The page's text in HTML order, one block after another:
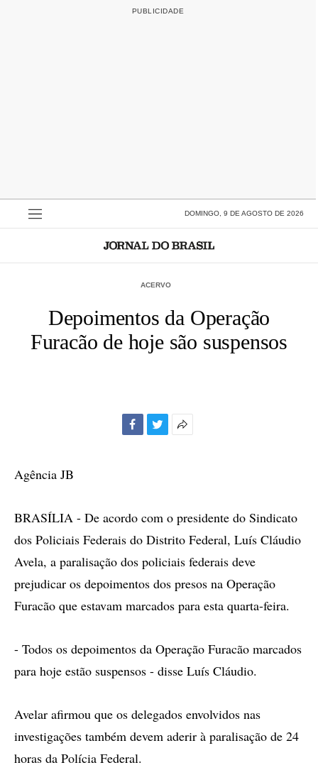
DOMINGO, 9 DE AGOSTO DE 2026
ACERVO
Depoimentos da Operação
Furacão de hoje são suspensos
Agência JB
BRASÍLIA - De acordo com o presidente do Sindicato
dos Policiais Federais do Distrito Federal, Luís Cláudio
Avela, a paralisação dos policiais federais deve
prejudicar os depoimentos dos presos na Operação
Furacão que estavam marcados para esta quarta-feira.
- Todos os depoimentos da Operação Furacão marcados
para hoje estão suspensos - disse Luís Cláudio.
Avelar afirmou que os delegados envolvidos nas
investigações também devem aderir à paralisação de 24
horas da Polícia Federal.